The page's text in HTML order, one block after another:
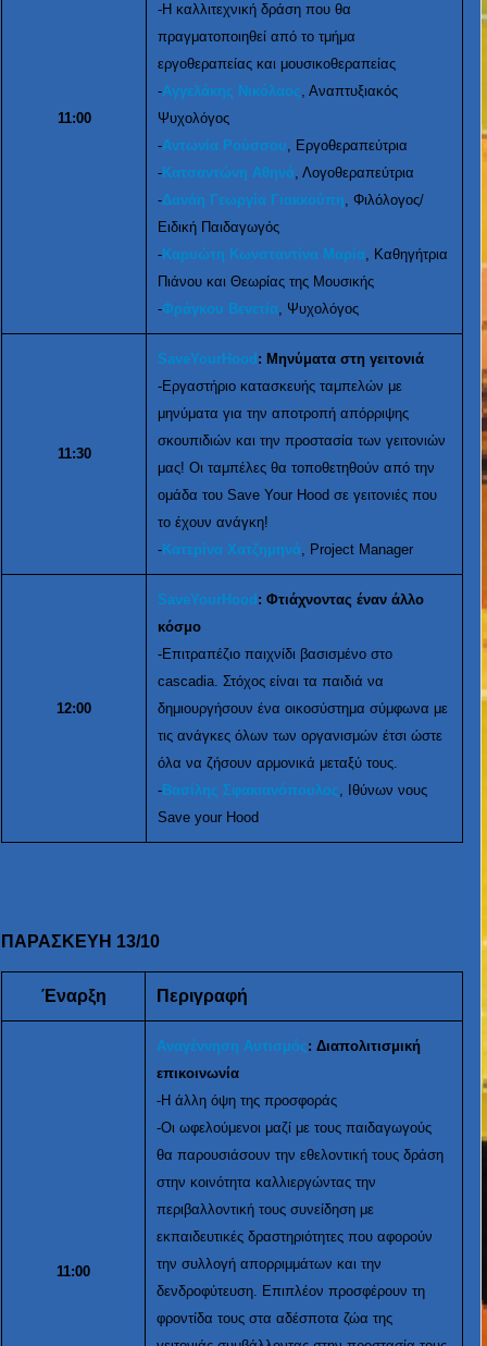
11:00
-Η καλλιτεχνική δράση που θα
πραγματοποιηθεί από το τμήμα
εργοθεραπείας και μουσικοθεραπείας
-Αγγελάκης Νικόλαος, Αναπτυξιακός
Ψυχολόγος
-Αντωνία Ρούσσου, Εργοθεραπεύτρια
- Κατσαντώνη Αθηνά, Λογοθεραπεύτρια
-Δανάη Γεωργία Γιακκούπη, Φιλόλογος/
Ειδική Παιδαγωγός
- Καρυώτη Κωνσταντίνα Μαρία, Καθηγήτρια
Πιάνου και Θεωρίας της Μουσικής
-Φράγκου Βενετία, Ψυχολόγος
11:30
SaveYourHood : Μηνύματα στη γειτονιά
-Εργαστήριο κατασκευής ταμπελών με
μηνύματα για την αποτροπή απόρριψης
σκουπιδιών και την προστασία των γειτονιών
μας! Οι ταμπέλες θα τοποθετηθούν από την
ομάδα του Save Your Hood σε γειτονιές που
το έχουν ανάγκη!
- Κατερίνα Χατζημηνά, Project Manager
12:00
SaveYourHood : Φτιάχνοντας έναν άλλο
κόσμο
-Επιτραπέζιο παιχνίδι βασισμένο στο
cascadia. Στόχος είναι τα παιδιά να
δημιουργήσουν ένα οικοσύστημα σύμφωνα με
τις ανάγκες όλων των οργανισμών έτσι ώστε
όλα να ζήσουν αρμονικά μεταξύ τους.
- Βασίλης Σφακιανόπουλος, Ιθύνων νους
Save your Hood
ΠΑΡΑΣΚΕΥΗ 13/10
Έναρξη Περιγραφή
11:00
Αναγέννηση Αυτισμός: Διαπολιτισμική
επικοινωνία
-Η άλλη όψη της προσφοράς
-Οι ωφελούμενοι μαζί με τους παιδαγωγούς
θα παρουσιάσουν την εθελοντική τους δράση
στην κοινότητα καλλιεργώντας την
περιβαλλοντική τους συνείδηση με
εκπαιδευτικές δραστηριότητες που αφορούν
την συλλογή απορριμμάτων και την
δενδροφύτευση. Επιπλέον προσφέρουν τη
φροντίδα τους στα αδέσποτα ζώα της